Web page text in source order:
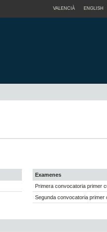
VALENCIÀ ENGLISH
Examenes
Primera convocatoria primer
Segunda convocatoria primer